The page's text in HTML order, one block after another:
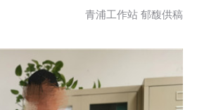
青浦工作站 郁馥供稿